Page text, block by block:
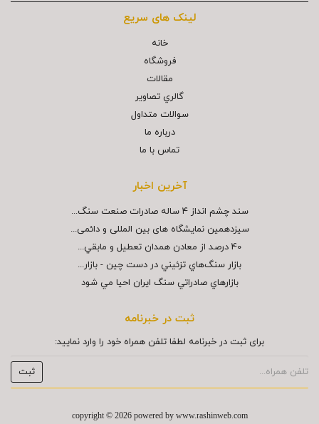
لینک های سریع
خانه
فروشگاه
مقالات
گالري تصاوير
سوالات متداول
درباره ما
تماس با ما
آخرین اخبار
سند چشم انداز ۴ ساله صادرات صنعت سنگ...
سیزدهمین نمایشگاه های بین المللی و دائمی...
40 درصد از معادن همدان تعطيل و مابقي...
بازار سنگ‌هاي تزئيني در دست چين - بازار...
بازارهاي صادراتي سنگ ايران احيا مي شود
ثبت در خبرنامه
برای ثبت در خبرنامه لطفا تلفن همراه خود را وارد نمایید:
copyright © 2026 powered by www.rashinweb.com